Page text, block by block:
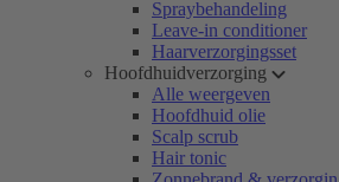
Spraybehandeling
Leave-in conditioner
Haarverzorgingsset
Hoofdhuidverzorging
Alle weergeven
Hoofdhuid olie
Scalp scrub
Hair tonic